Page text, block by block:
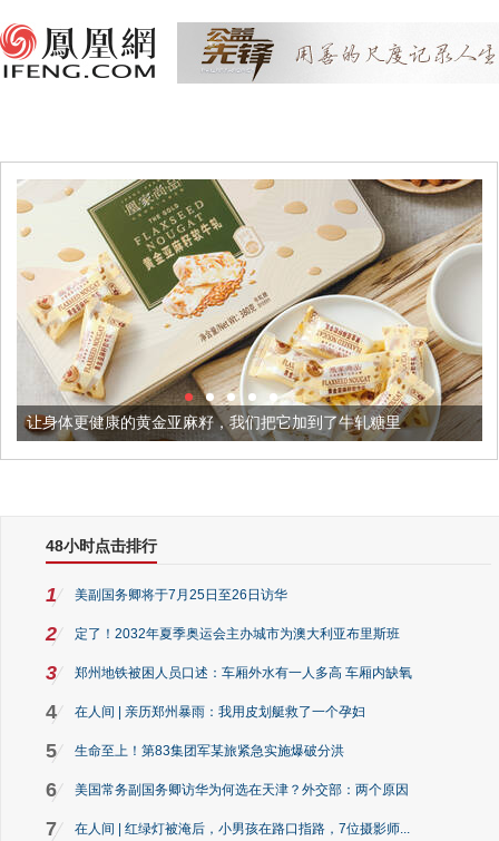
让身体更健康的黄金亚麻籽，我们把它加到了牛轧糖里
48小时点击排行
1 美副国务卿将于7月25日至26日访华
2 定了！2032年夏季奥运会主办城市为澳大利亚布里斯班
3 郑州地铁被困人员口述：车厢外水有一人多高 车厢内缺氧
4 在人间 | 亲历郑州暴雨：我用皮划艇救了一个孕妇
5 生命至上！第83集团军某旅紧急实施爆破分洪
6 美国常务副国务卿访华为何选在天津？外交部：两个原因
7 在人间 | 红绿灯被淹后，小男孩在路口指路，7位摄影师...